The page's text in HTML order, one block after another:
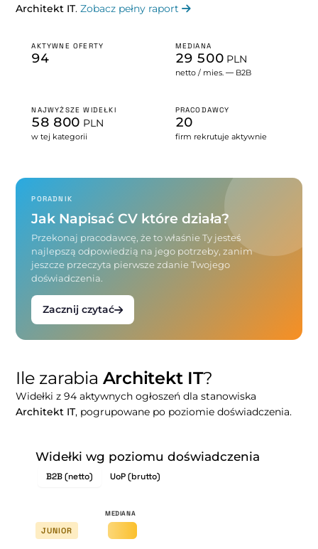
Architekt IT.Zobacz pełny raport
AKTYWNE OFERTY
94
MEDIANA
29 500 PLN
netto / mies. — B2B
NAJWYŻSZE WIDEŁKI
58 800 PLN
w tej kategorii
PRACODAWCY
20
firm rekrutuje aktywnie
PORADNIK
Jak Napisać CV które działa?
Przekonaj pracodawcę, że to właśnie Ty jesteś
najlepszą odpowiedzią na jego potrzeby, zanim
jeszcze przeczyta pierwsze zdanie Twojego
doświadczenia.
Zacznij czytać
Ile zarabia Architekt IT?
Widełki z 94 aktywnych ogłoszeń dla stanowiska
Architekt IT, pogrupowane po poziomie doświadczenia.
Widełki wg poziomu doświadczenia
B2B (netto) UoP (brutto)
JUNIOR